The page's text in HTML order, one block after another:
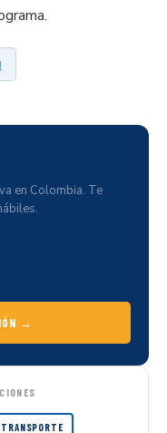
en Colombia. Te
→